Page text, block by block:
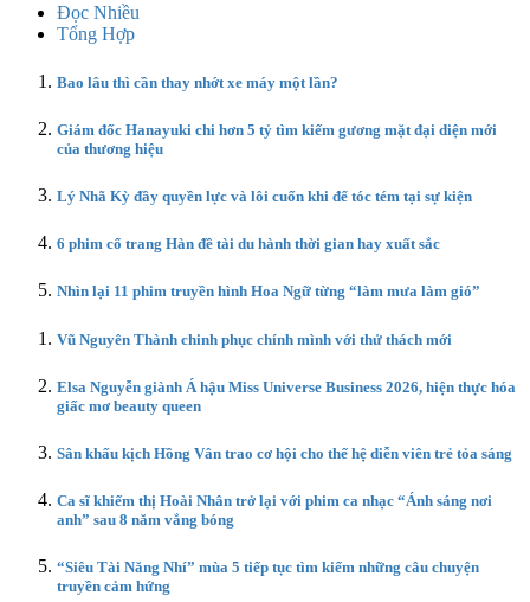
Đọc Nhiều
Tổng Hợp
Bao lâu thì cần thay nhớt xe máy một lần?
Giám đốc Hanayuki chi hơn 5 tỷ tìm kiếm gương mặt đại diện mới
của thương hiệu
Lý Nhã Kỳ đầy quyền lực và lôi cuốn khi để tóc tém tại sự kiện
6 phim cổ trang Hàn đề tài du hành thời gian hay xuất sắc
Nhìn lại 11 phim truyền hình Hoa Ngữ từng “làm mưa làm gió”
Vũ Nguyên Thành chinh phục chính mình với thử thách mới
Elsa Nguyễn giành Á hậu Miss Universe Business 2026, hiện thực hóa
giấc mơ beauty queen
Sân khấu kịch Hồng Vân trao cơ hội cho thế hệ diễn viên trẻ tỏa sáng
Ca sĩ khiếm thị Hoài Nhân trở lại với phim ca nhạc “Ánh sáng nơi
anh” sau 8 năm vắng bóng
“Siêu Tài Năng Nhí” mùa 5 tiếp tục tìm kiếm những câu chuyện
truyền cảm hứng